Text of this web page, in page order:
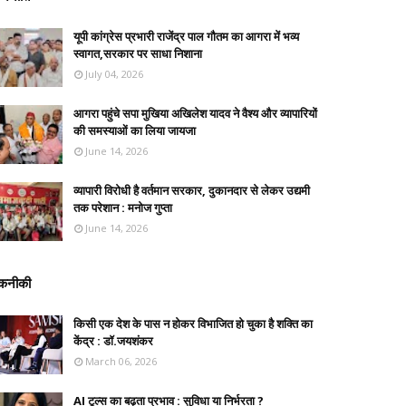
यूपी कांग्रेस प्रभारी राजेंद्र पाल गौतम का आगरा में भव्य
स्वागत,सरकार पर साधा निशाना
July 04, 2026
आगरा पहुंचे सपा मुखिया अखिलेश यादव ने वैश्य और व्यापारियों
की समस्याओं का लिया जायजा
June 14, 2026
व्यापारी विरोधी है वर्तमान सरकार, दुकानदार से लेकर उद्यमी
तक परेशान : मनोज गुप्ता
June 14, 2026
किसी एक देश के पास न होकर विभाजित हो चुका है शक्ति का
केंद्र : डॉ.जयशंकर
March 06, 2026
AI टूल्स का बढ़ता प्रभाव : सुविधा या निर्भरता ?